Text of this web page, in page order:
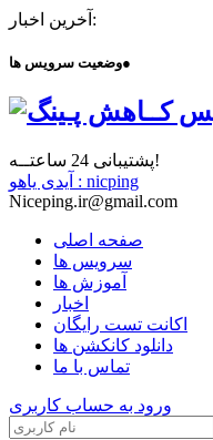
آخرین اخبار:
وضعیت سرویس ها●
پشتیبانی 24 ساعتــه!
آیدی یاهو : nicping
Niceping.ir@gmail.com
صفحه اصلی
سرویس ها
آموزش ها
اخبار
اکانت تست رایگان
دانلود کانکشن ها
تماس با ما
ورود به حساب کاربری